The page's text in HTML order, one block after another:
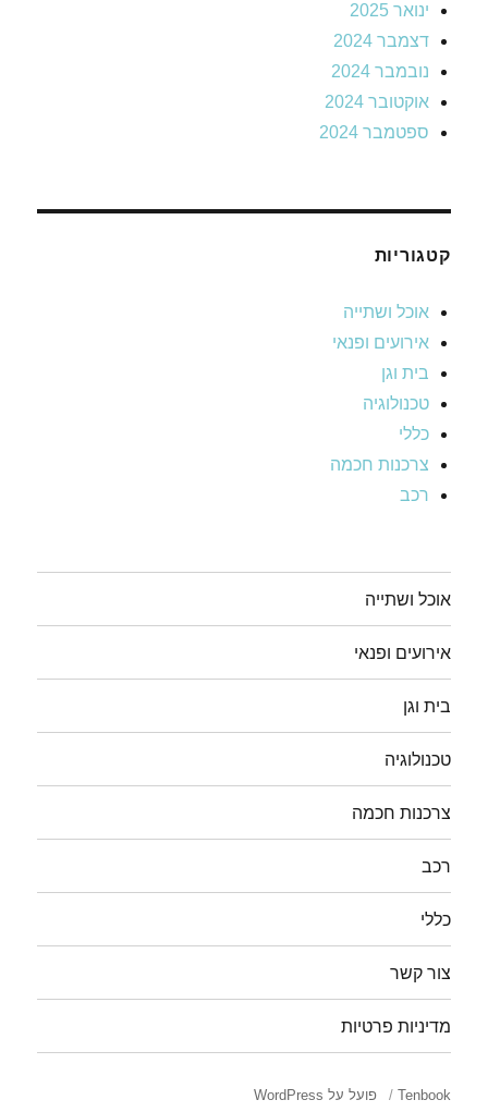
ינואר 2025
דצמבר 2024
נובמבר 2024
אוקטובר 2024
ספטמבר 2024
קטגוריות
אוכל ושתייה
אירועים ופנאי
בית וגן
טכנולוגיה
כללי
צרכנות חכמה
רכב
אוכל ושתייה
אירועים ופנאי
בית וגן
טכנולוגיה
צרכנות חכמה
רכב
כללי
צור קשר
מדיניות פרטיות
Tenbook פועל על WordPress